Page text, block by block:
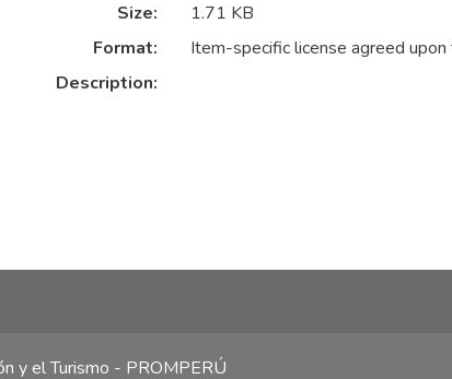
Size:
1.71 KB
Format:
Item-specific license agreed
Description:
y el Turismo - PROMPERÚ